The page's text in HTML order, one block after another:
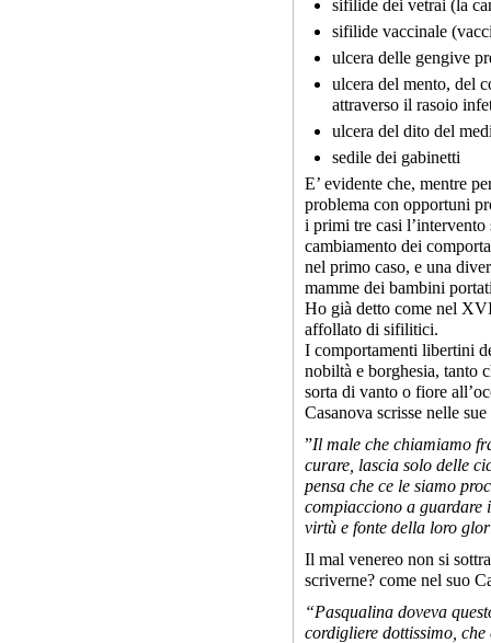
sifilide dei vetrai (la
sifilide vaccinale
ulcera delle gengive
ulcera del mento, del
attraverso il rasoio
ulcera del dito del
sedile dei gabinetti
E’ evidente che, mentre
problema con opportuni
i primi tre casi l’intervento
cambiamento dei
nel primo caso, e una
mamme dei bambini
Ho già detto come nel
affollato di sifilitici.
I comportamenti libertini
nobiltà e borghesia, tanto
sorta di vanto o fiore
Casanova scrisse nelle
”Il male che chiamiamo
curare, lascia solo delle
pensa che ce le siamo
compiacciono a guardare
virtù e fonte della loro
Il mal venereo non si
scriverne? come nel suo
“Pasqualina doveva
cordigliere dottissimo,